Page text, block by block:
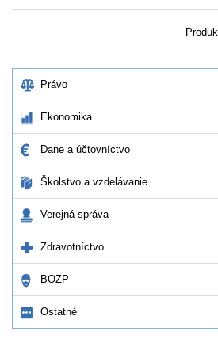
Právo
Ekonomika
Dane a účtovníctvo
Školstvo a vzdelávanie
Verejná správa
Zdravotníctvo
BOZP
Ostatné